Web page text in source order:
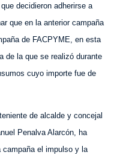
que decidieron adherirse a
que en la anterior campaña
de FACPYME, en esta
de la que se realizó durante
cuyo importe fue de
de alcalde y concejal
Penalva Alarcón, ha
campaña el impulso y la